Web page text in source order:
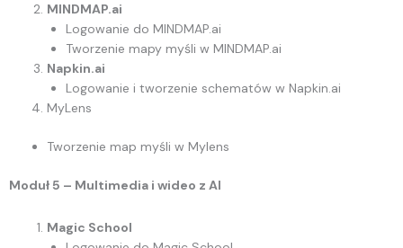
MINDMAP.ai
Logowanie do MINDMAP.ai
Tworzenie mapy myśli w MINDMAP.ai
Napkin.ai
Logowanie i tworzenie schematów w Napkin.ai
MyLens
Tworzenie map myśli w Mylens
Moduł 5 – Multimedia i wideo z AI
Magic School